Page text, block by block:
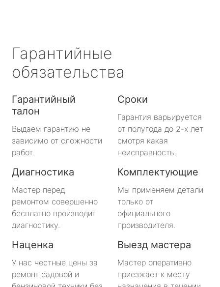
Гарантийные
обязательства
Гарантийный
талон
Выдаем гарантию не
зависимо от сложности
работ.
Сроки
Гарантия варьируется
от полугода до 2-х лет
смотря какая
неисправность.
Диагностика
Мастер перед
ремонтом совершенно
бесплатно производит
диагностику.
Комплектующие
Мы применяем детали
только от
официального
производителя.
Наценка
У нас честные цены за
ремонт садовой и
Выезд мастера
Мастер оперативно
приезжает к месту